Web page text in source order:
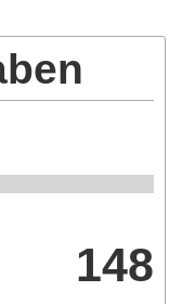
148